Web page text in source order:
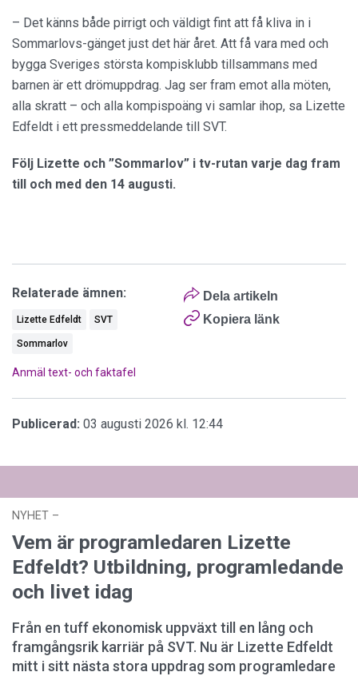
– Det känns både pirrigt och väldigt fint att få kliva in i
Sommarlovs-gänget just det här året. Att få vara med och
bygga Sveriges största kompisklubb tillsammans med
barnen är ett drömuppdrag. Jag ser fram emot alla möten,
alla skratt – och alla kompispoäng vi samlar ihop, sa Lizette
Edfeldt i ett pressmeddelande till SVT.
Följ Lizette och ”Sommarlov” i tv-rutan varje dag fram
till och med den 14 augusti.
Dela artikeln
Kopiera länk
Relaterade ämnen:
Lizette Edfeldt SVT
Sommarlov
Anmäl text- och faktafel
Publicerad: 03 augusti 2026 kl. 12:44
NYHET –
Vem är programledaren Lizette
Edfeldt? Utbildning, programledande
och livet idag
Från en tuff ekonomisk uppväxt till en lång och
framgångsrik karriär på SVT. Nu är Lizette Edfeldt
mitt i sitt nästa stora uppdrag som programledare